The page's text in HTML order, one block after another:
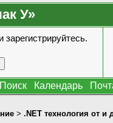
У»
зарегистрируйтесь.
Поиск Календарь
> .NET технология от и